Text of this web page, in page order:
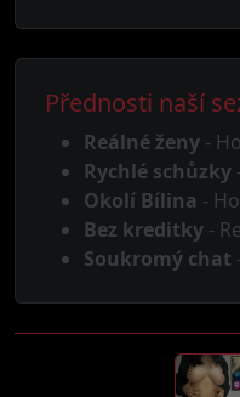
Přednosti naší
Reálné ženy -
Rychlé schůzky
Okolí Bílina -
Bez kreditky -
Soukromý chat